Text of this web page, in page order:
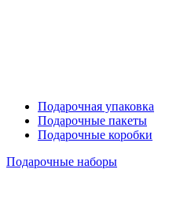
Подарочная упаковка
Подарочные пакеты
Подарочные коробки
Подарочные наборы